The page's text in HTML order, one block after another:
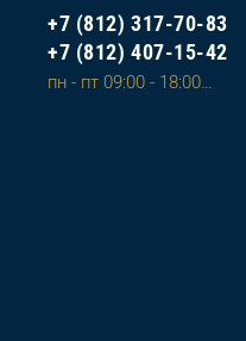
+7 (812) 317-70-83
+7 (812) 407-15-42
пн - пт 09:00 - 18:00, сб - вс 10:00 - 20:00 (сделать заказ на сайте и оплатить можно в любое время)